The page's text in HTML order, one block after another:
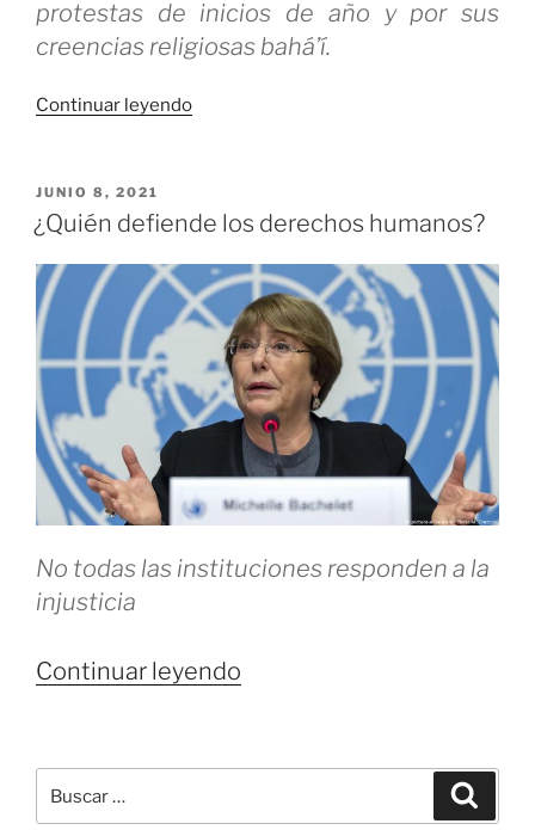
protestas de inicios de año y por sus
creencias religiosas bahá’í.
Continuar leyendo«La
no
su
persecución
los
derechos
humanos»
PUBLICADO
EL
JUNIO 8, 2021
¿Quién defiende los derechos humanos?
No todas las instituciones responden a la
injusticia
Continuar leyendo
derechos
por: